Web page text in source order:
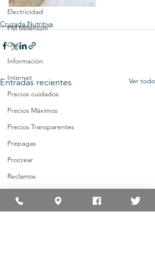
Electricidad
FM Millenium
Gas
Información
Internet
Precios cuidados
Precios Máximos
Precios Transparentes
Prepagas
Procrear
Reclamos
Cruzada Nutritiva
Entradas recientes Ver todo